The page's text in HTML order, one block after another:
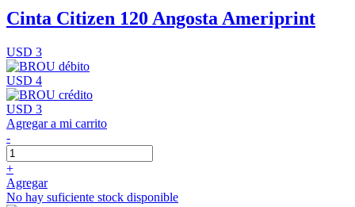
Cinta Citizen 120 Angosta Ameriprint
USD 3
USD 4
USD 3
Agregar a mi carrito
-
+
Agregar
No hay suficiente stock disponible